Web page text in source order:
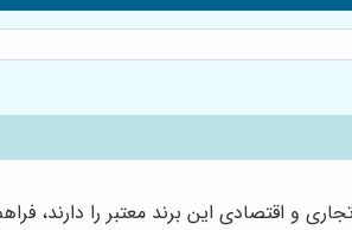
و اقتصادی این برند معتبر را دارند،